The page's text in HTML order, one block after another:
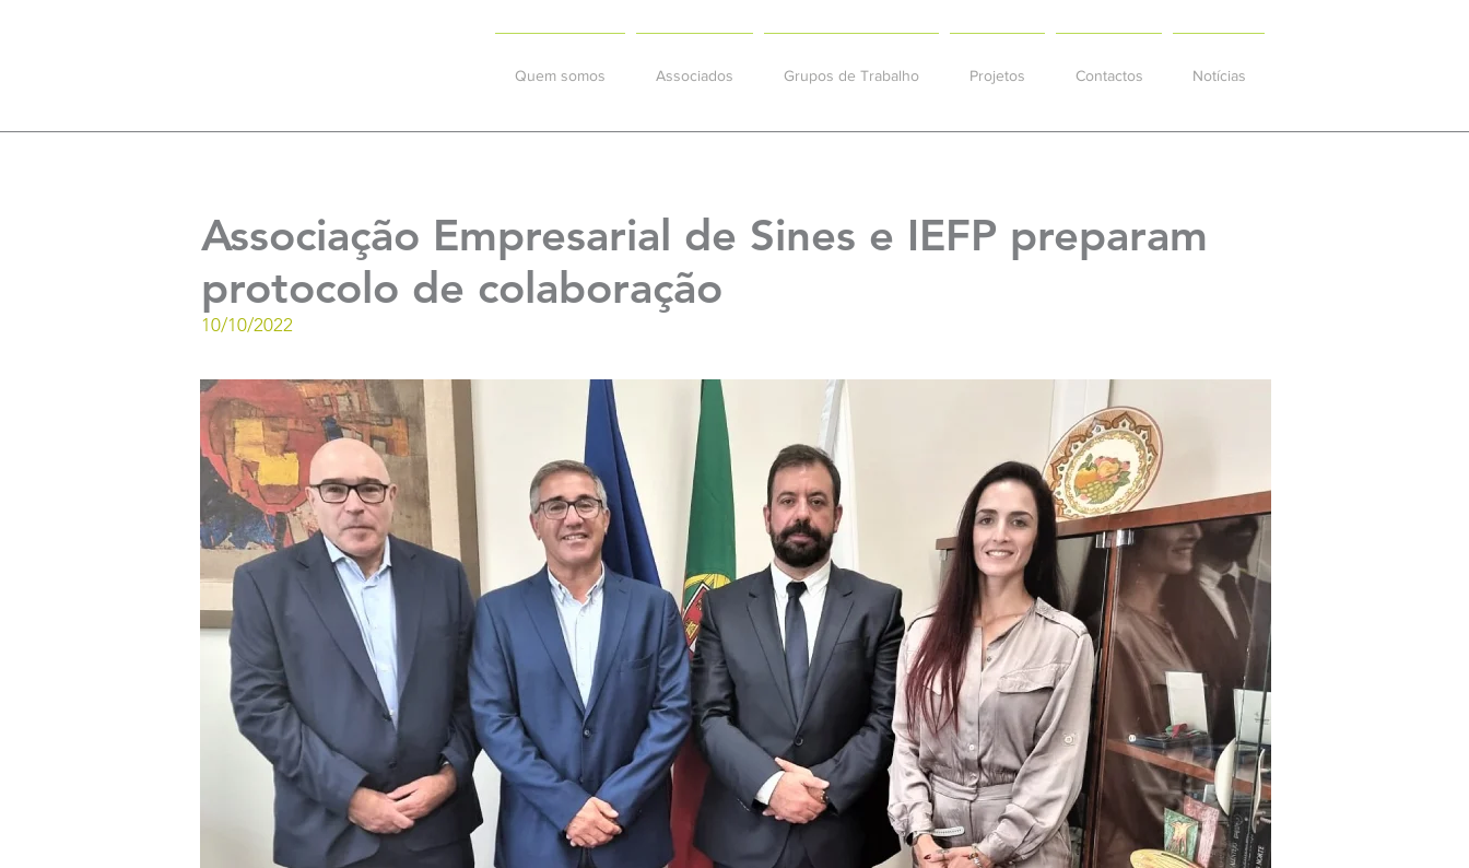
Quem somos Associados Grupos de Trabalho Projetos Contactos Notícias
Associação Empresarial de Sines e IEFP preparam
protocolo de colaboração
10/10/2022